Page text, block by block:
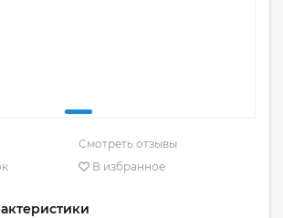
Смотреть отзывы
В избранное